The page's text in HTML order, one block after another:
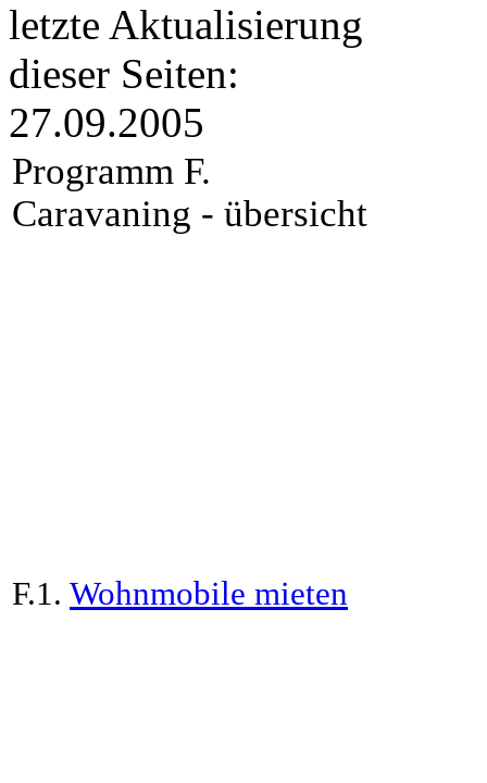
letzte Aktualisierung
dieser Seiten:
27.09.2005
Programm F.
Caravaning - übersicht
F.1. Wohnmobile mieten